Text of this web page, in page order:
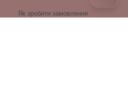
Як зробити замовлення